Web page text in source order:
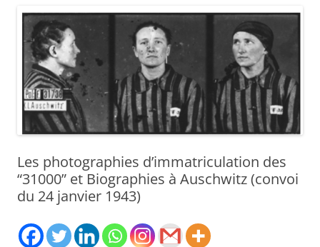
Les photographies d’immatriculation des
“31000” et Biographies à Auschwitz (convoi
du 24 janvier 1943)